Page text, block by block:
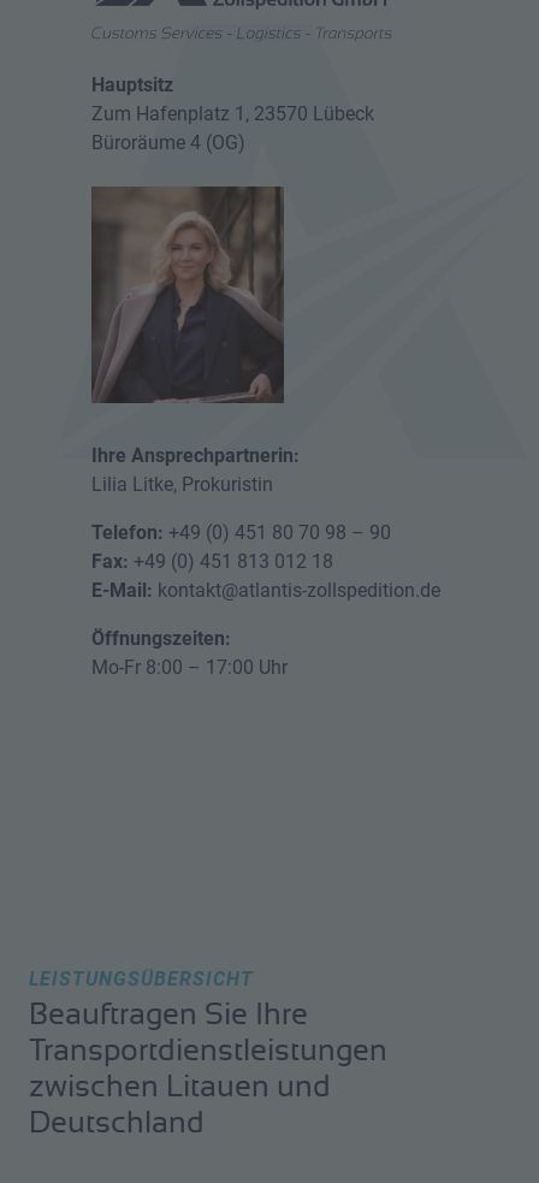
Hauptsitz
Zum Hafenplatz 1, 23570 Lübeck
Büroräume 4 (OG)
Ihre Ansprechpartnerin:
Lilia Litke, Prokuristin
Telefon: +49 (0) 451 80 70 98 – 90
Fax: +49 (0) 451 813 012 18
E-Mail: kontakt@atlantis-zollspedition.de
Öffnungszeiten:
Mo-Fr 8:00 – 17:00 Uhr
LEISTUNGSÜBERSICHT
Beauftragen Sie Ihre
Transportdienstleistungen
zwischen Litauen und
Deutschland